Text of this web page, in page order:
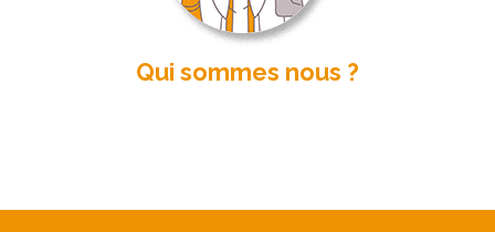
Qui sommes nous ?